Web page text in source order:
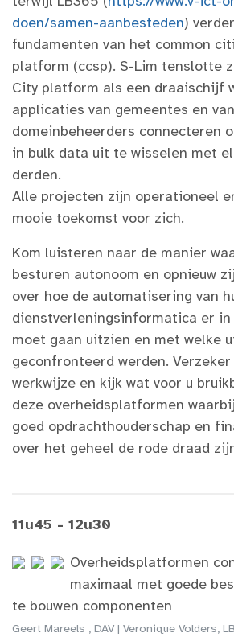
doen/samen-aanbesteden)
fundamenten van het common
platform (ccsp). S-Lim tenslotte
City platform als een draaischijf
applicaties van gemeentes en
domeinbeheerders connecteren
in bulk data uit te wisselen met
derden.
Alle projecten zijn operationeel
mooie toekomst voor zich.
Kom luisteren naar de manier
besturen autonoom en opnieuw
over hoe de automatisering van
dienstverleningsinformatica er in
moet gaan uitzien en met welke
geconfronteerd werden. Verzeker
werkwijze en kijk wat voor u
deze overheidsplatformen
goed opdrachthouderschap en
over het geheel de rode draad
11u45 - 12u30
Overheidsplatformen
maximaal met goede
te bouwen componenten
Geert Mareels , DAV | Veronique Volders,